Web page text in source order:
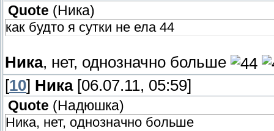
Quote ( Ника)
как будто я сутки не ела 44
Ника, нет, однозначно больше
[10] Ника[06.07.11, 05:59]
Quote ( Надюшка)
Ника, нет, однозначно больше